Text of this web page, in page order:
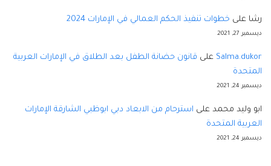
رشا على خطوات تنفيذ الحكم العمالي في الإمارات 2024
ديسمبر 27, 2021
Salma.dukor على قانون حضانة الطفل بعد الطلاق في الإمارات العربية
المتحدة
ديسمبر 24, 2021
ابو وليد محمد على استرحام من الابعاد دبي ابوظبي الشارقة الإمارات
العربية المتحدة
ديسمبر 24, 2021